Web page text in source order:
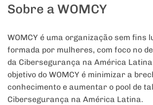
Sobre a WOMCY
WOMCY é uma organização sem fins
formada por mulheres, com foco no
da Cibersegurança na América
objetivo do WOMCY é minimizar a
conhecimento e aumentar o pool de
Cibersegurança na América Latina.